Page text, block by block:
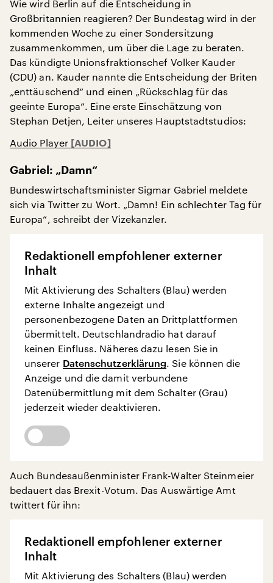
Wie wird Berlin auf die Entscheidung in
Großbritannien reagieren? Der Bundestag wird in der
kommenden Woche zu einer Sondersitzung
zusammenkommen, um über die Lage zu beraten.
Das kündigte Unionsfraktionschef Volker Kauder
(CDU) an. Kauder nannte die Entscheidung der Briten
„enttäuschend“ und einen „Rückschlag für das
geeinte Europa“. Eine erste Einschätzung von
Stephan Detjen, Leiter unseres Hauptstadtstudios:
Audio Player
Gabriel: „Damn“
Bundeswirtschaftsminister Sigmar Gabriel meldete
sich via Twitter zu Wort. „Damn! Ein schlechter Tag für
Europa“, schreibt der Vizekanzler.
Redaktionell empfohlener externer
Inhalt
Mit Aktivierung des Schalters (Blau) werden
externe Inhalte angezeigt und
personenbezogene Daten an Drittplattformen
übermittelt. Deutschlandradio hat darauf
keinen Einfluss. Näheres dazu lesen Sie in
unserer Datenschutzerklärung. Sie können die
Anzeige und die damit verbundene
Datenübermittlung mit dem Schalter (Grau)
jederzeit wieder deaktivieren.
Auch Bundesaußenminister Frank-Walter Steinmeier
bedauert das Brexit-Votum. Das Auswärtige Amt
twittert für ihn:
Redaktionell empfohlener externer
Inhalt
Mit Aktivierung des Schalters (Blau) werden